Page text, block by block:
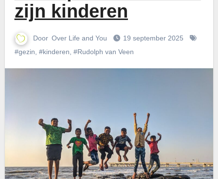
zijn kinderen
Door Over Life and You
19 september 2025
#gezin #kinderen #Rudolph van Veen